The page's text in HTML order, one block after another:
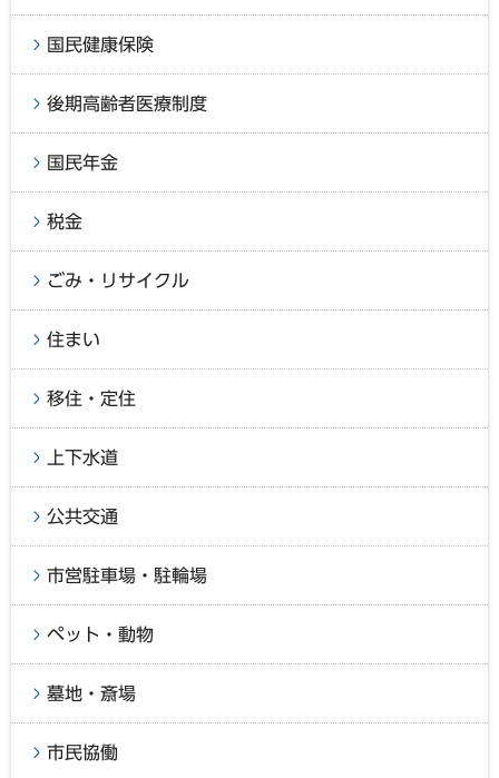
国民健康保険
後期高齢者医療制度
国民年金
税金
ごみ・リサイクル
住まい
移住・定住
上下水道
公共交通
市営駐車場・駐輪場
ペット・動物
墓地・斎場
市民協働